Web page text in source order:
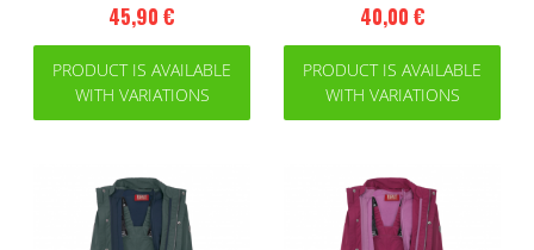
45,90 €
PRODUCT IS AVAILABLE
WITH VARIATIONS
40,00 €
PRODUCT IS AVAILABLE
WITH VARIATIONS